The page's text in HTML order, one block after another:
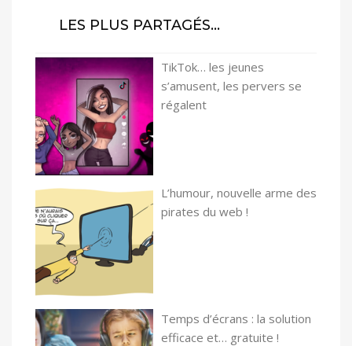
LES PLUS PARTAGÉS…
TikTok… les jeunes
s’amusent, les pervers se
régalent
L’humour, nouvelle arme des
pirates du web !
Temps d’écrans : la solution
efficace et… gratuite !